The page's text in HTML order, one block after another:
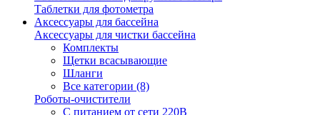
Таблетки для фотометра
Аксессуары для бассейна
Аксессуары для чистки бассейна
Комплекты
Щетки всасывающие
Шланги
Все категории (8)
Роботы-очистители
С питанием от сети 220В